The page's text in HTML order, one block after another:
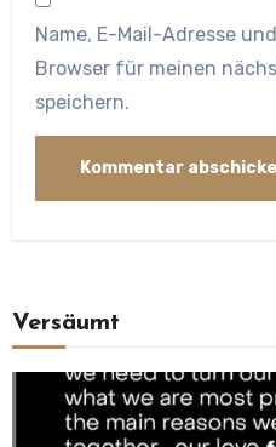
Name, E-Mail-Adresse
Browser für meinen
speichern.
Versäumt